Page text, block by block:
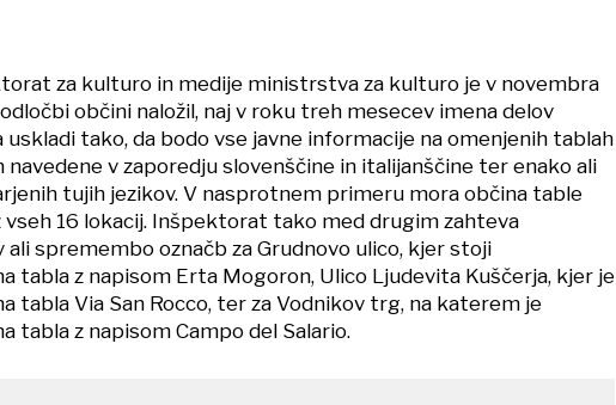
za kulturo in medije ministrstva za kulturo je v novembra
občini naložil, naj v roku treh mesecev imena delov
uskladi tako, da bodo vse javne informacije na omenjenih tablah
navedene v zaporedju slovenščine in italijanščine ter enako ali
tujih jezikov. V nasprotnem primeru mora občina table
16 lokacij. Inšpektorat tako med drugim zahteva
spremembo označb za Grudnovo ulico, kjer stoji
tabla z napisom Erta Mogoron, Ulico Ljudevita Kuščerja, kjer je
tabla Via San Rocco, ter za Vodnikov trg, na katerem je
tabla z napisom Campo del Salario.